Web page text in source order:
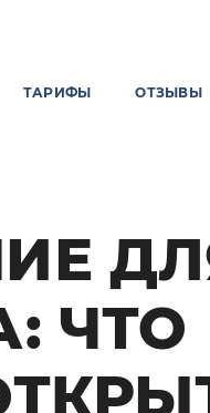
ТАРИФЫ ОТЗЫВЫ
ЧТО